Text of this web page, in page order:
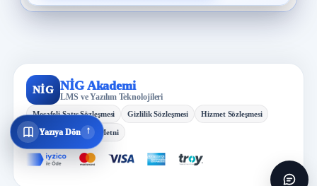
Yazıya Dön ↓
NİG NİG Akademi
LMS ve Yazılım Teknolojileri
Mesafeli Satış Sözleşmesi Gizlilik Sözleşmesi Hizmet Sözleşmesi
KVKK Aydınlatma Metni